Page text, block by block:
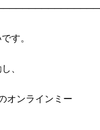
す。
、
オンラインミー